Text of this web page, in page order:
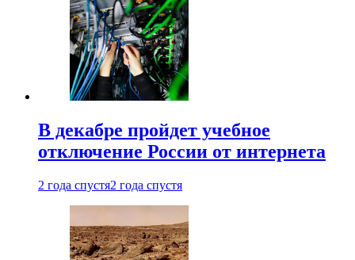
В декабре пройдет учебное
отключение России от интернета
2 года спустя2 года спустя